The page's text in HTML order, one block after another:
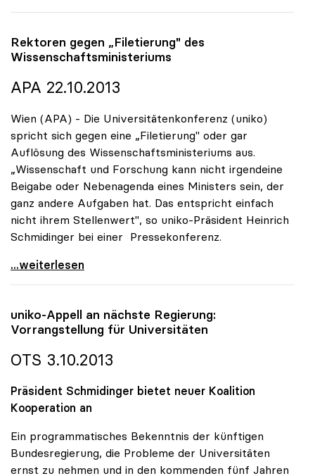
Rektoren gegen „Filetierung" des
Wissenschaftsministeriums
APA 22.10.2013
Wien (APA) - Die Universitätenkonferenz (uniko)
spricht sich gegen eine „Filetierung" oder gar
Auflösung des Wissenschaftsministeriums aus.
„Wissenschaft und Forschung kann nicht irgendeine
Beigabe oder Nebenagenda eines Ministers sein, der
ganz andere Aufgaben hat. Das entspricht einfach
nicht ihrem Stellenwert", so uniko-Präsident Heinrich
Schmidinger bei einer Pressekonferenz.
Rektoren gegen „Filetierung\" des
...weiterlesen
uniko-Appell an nächste Regierung:
Vorrangstellung für Universitäten
OTS 3.10.2013
Präsident Schmidinger bietet neuer Koalition
Kooperation an
Ein programmatisches Bekenntnis der künftigen
Bundesregierung, die Probleme der Universitäten
ernst zu nehmen und in den kommenden fünf Jahren